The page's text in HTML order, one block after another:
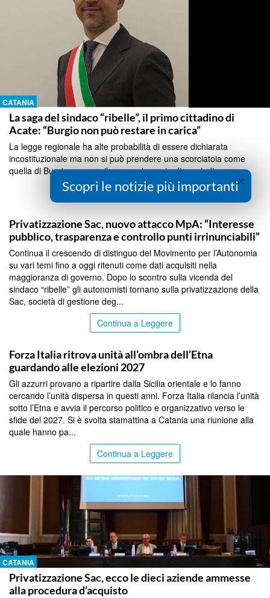
CATANIA
La saga del sindaco “ribelle”, il primo cittadino di
Acate: “Burgio non può restare in carica”
La legge regionale ha alte probabilità di essere dichiarata
incostituzionale ma non si può prendere una scorciatoia come
quella di Burgio, occorre il pronunciamento di un giudice...
Continua a Leggere
Privatizzazione Sac, nuovo attacco MpA: “Interesse
pubblico, trasparenza e controllo punti irrinunciabili”
Continua il crescendo di distinguo del Movimento per l’Autonomia
su vari temi fino a oggi ritenuti come dati acquisiti nella
maggioranza di governo. Dopo lo scontro sulla vicenda del
sindaco “ribelle” gli autonomisti tornano sulla privatizzazione della
Sac, società di gestione deg...
Continua a Leggere
Forza Italia ritrova unità all’ombra dell’Etna
guardando alle elezioni 2027
Gli azzurri provano a ripartire dalla Sicilia orientale e lo fanno
cercando l’unità dispersa in questi anni. Forza Italia rilancia l’unità
sotto l’Etna e avvia il percorso politico e organizzativo verso le
sfide del 2027. Si è svolta stamattina a Catania una riunione alla
quale hanno pa...
Continua a Leggere
CATANIA
Privatizzazione Sac, ecco le dieci aziende ammesse
alla procedura d’acquisto
×
Scopri le notizie più importanti